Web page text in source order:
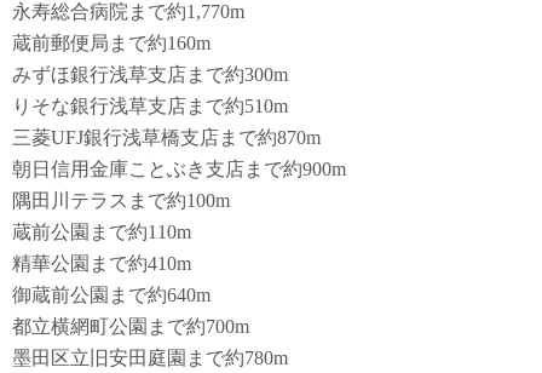
永寿総合病院まで約1,770m
蔵前郵便局まで約160m
みずほ銀行浅草支店まで約300m
りそな銀行浅草支店まで約510m
三菱UFJ銀行浅草橋支店まで約870m
朝日信用金庫ことぶき支店まで約900m
隅田川テラスまで約100m
蔵前公園まで約110m
精華公園まで約410m
御蔵前公園まで約640m
都立横網町公園まで約700m
墨田区立旧安田庭園まで約780m